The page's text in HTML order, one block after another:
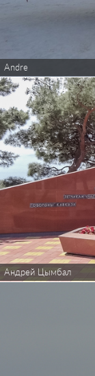
Andre
Андрей Цымбал